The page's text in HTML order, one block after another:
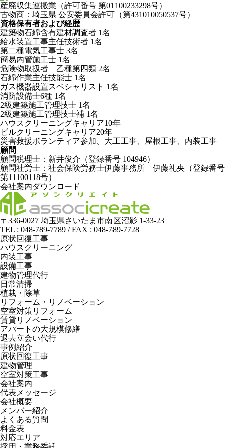
産廃収集運搬業（許可番号 第01100233298号）
古物商：埼玉県 公安委員会許可（第431010050537号）
資格保有者および経歴
建築物石綿含有建材調査者 1名
給水装置工事主任技術者 1名
第二種電気工事士 3名
簡易内管施工士 1名
危険物取扱者 乙種第四類 2名
石綿作業主任技能士 1名
ガス機器設置スペシャリスト 1名
消防設備士6種 1名
2級建築施工管理技士 1名
2級建築施工管理技士補 1名
ハウスクリーニングキャリア10年
ビルクリーニングキャリア20年
災害救援ボランティア参加、大工工事、屋根工事、内装工事
顧問
顧問税理士：新井俊介（登録番号 104946）
顧問社労士：社会保険労務士伊藤事務所 伊藤礼央（登録番号
第11100118号）
会社案内ダウンロード
〒336-0027 埼玉県さいたま市南区沼影 1-33-23
TEL : 048-789-7789 / FAX : 048-789-7728
原状回復工事
ハウスクリーニング
内装工事
設備工事
建物管理代行
日常清掃
植栽・除草
リフォーム・リノベーション
空室対策リフォーム
賃貸リノベーション
アパートの大規模修繕
退去立会い代行
事例紹介
原状回復工事
建物管理
空室対策工事
会社案内
代表メッセージ
会社概要
メンバー紹介
よくある質問
料金表
対応エリア